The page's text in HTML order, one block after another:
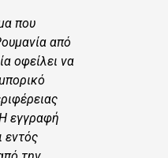
που
από
οφείλει να
εγγραφή
εντός